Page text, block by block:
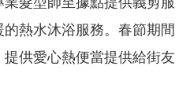
熱水沐浴服務。春節期間
供愛心熱便當提供給街友